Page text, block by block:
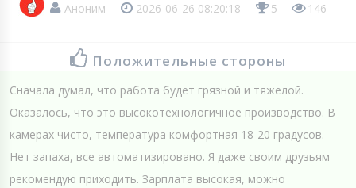
Аноним 2026-06-26 08:20:18 5 146
Положительные стороны
Сначала думал, что работа будет грязной и тяжелой.
Оказалось, что это высокотехнологичное производство. В
камерах чисто, температура комфортная 18-20 градусов.
Нет запаха, все автоматизировано. Я даже своим друзьям
рекомендую приходить. Зарплата высокая, можно